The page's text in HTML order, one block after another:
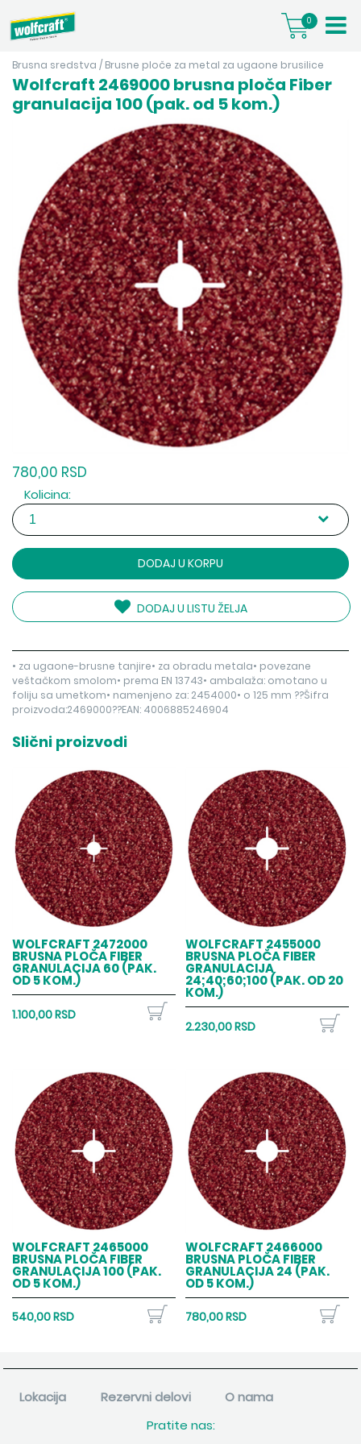
0
Brusna sredstva / Brusne ploče za metal za ugaone brusilice
Wolfcraft 2469000 brusna ploča Fiber
granulacija 100 (pak. od 5 kom.)
780,00 RSD
Kolicina:
DODAJ U KORPU
DODAJ U LISTU ŽELJA
• za ugaone-brusne tanjire• za obradu metala• povezane
veštačkom smolom• prema EN 13743• ambalaža: omotano u
foliju sa umetkom• namenjeno za: 2454000• o 125 mm ??Šifra
proizvoda:2469000??EAN: 4006885246904
Slični proizvodi
WOLFCRAFT 2472000
BRUSNA PLOČA FIBER
GRANULACIJA 60 (PAK.
OD 5 KOM.)
1.100,00 RSD
WOLFCRAFT 2455000
BRUSNA PLOČA FIBER
GRANULACIJA
24;40;60;100 (PAK. OD 20
KOM.)
2.230,00 RSD
WOLFCRAFT 2465000
BRUSNA PLOČA FIBER
GRANULACIJA 100 (PAK.
OD 5 KOM.)
540,00 RSD
WOLFCRAFT 2466000
BRUSNA PLOČA FIBER
GRANULACIJA 24 (PAK.
OD 5 KOM.)
780,00 RSD
Lokacija Rezervni delovi
O nama
Pratite nas: